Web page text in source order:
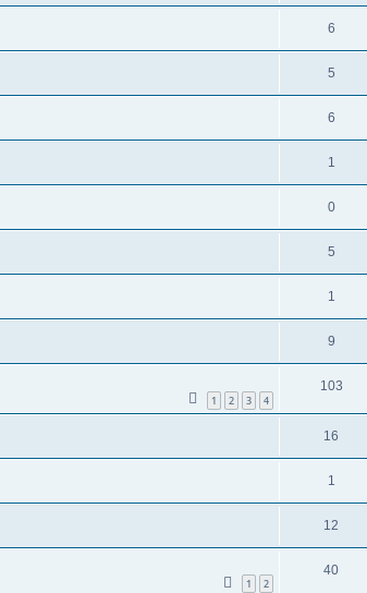
6
5
6
1
0
5
1
9
1 2 3 4
103
16
1
12
1 2
40